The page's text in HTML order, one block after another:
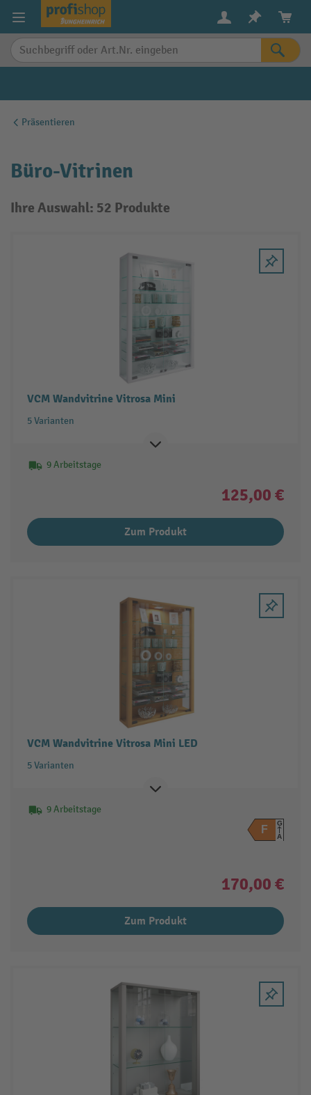
springen
Präsentieren
Büro-Vitrinen
Ihre Auswahl: 52 Produkte
VCM Wandvitrine Vitrosa Mini
5 Varianten
9 Arbeitstage
125,00 €
Zum Produkt
VCM Wandvitrine Vitrosa Mini LED
5 Varianten
9 Arbeitstage
F
G
A
170,00 €
Zum Produkt